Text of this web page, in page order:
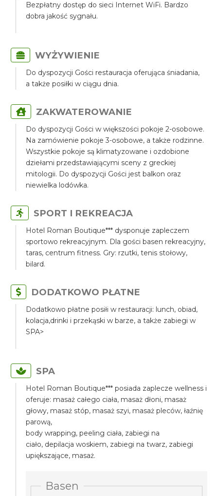
Bezpłatny dostęp do sieci Internet WiFi. Bardzo
dobra jakość sygnału.
WYŻYWIENIE
Do dyspozycji Gości restauracja oferująca śniadania,
a także posiłki w ciągu dnia.
ZAKWATEROWANIE
Do dyspozycji Gości w większości pokoje 2-osobowe.
Na zamówienie pokoje 3-osobowe, a także rodzinne.
Wszystkie pokoje są klimatyzowane i ozdobione
dziełami przedstawiającymi sceny z greckiej
mitologii. Do dyspozycji Gości jest balkon oraz
niewielka lodówka.
SPORT I REKREACJA
Hotel Roman Boutique*** dysponuje zapleczem
sportowo rekreacyjnym. Dla gości basen rekreacyjny,
taras, centrum fitness. Gry: rzutki, tenis stołowy,
bilard.
DODATKOWO PŁATNE
Dodatkowo płatne posiłi w restauracji: lunch, obiad,
kolacja,drinki i przekąski w barze, a także zabiegi w
SPA>
SPA
Hotel Roman Boutique*** posiada zaplecze wellness i
oferuje: masaż całego ciała, masaż dłoni, masaż
głowy, masaż stóp, masaż szyi, masaż pleców, łaźnię
parową,
body wrapping, peeling ciała, zabiegi na
ciało, depilacja woskiem, zabiegi na twarz, zabiegi
upiększające, masaż.
Basen